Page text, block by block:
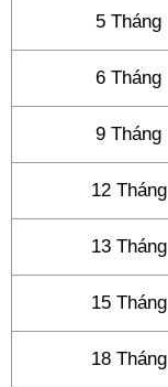
5 Tháng
6 Tháng
9 Tháng
12 Tháng
13 Tháng
15 Tháng
18 Tháng